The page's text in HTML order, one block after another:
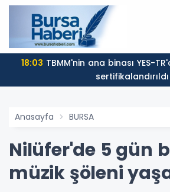
18:03
sertifikalandırıldı
Anasayfa BURSA
Nilüfer'de 5 gün
müzik şöleni